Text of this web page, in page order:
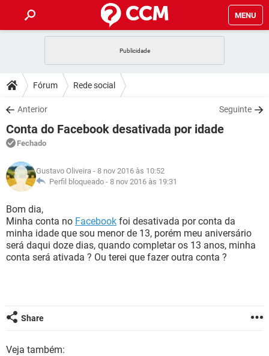
MENU
CELULAR
OUTLOOK
INSTAGRAM GMAIL
GUIA DE COMPRAS
DICAS
JOGOS
OUTLOOK
INSTAGRAM
GUIA DE COMPRAS
DOWNLOADS
JOGOS WHATSAPP
CELULAR
OUTLOOK EXCEL
INSTAGRAM
GUIA DE COMPRAS
FÓRUM
JOGOS
CELULAR FACEBOOK
INSTAGRAM GMAIL
GUIA DE COMPRAS
GLOSSÁRIO
JOGOS
CELULAR
OUTLOOK EXCEL
INSTAGRAM GMAIL
Fórum Rede social
Anterior Seguinte
Conta do Facebook desativada por idade
Fechado
Gustavo Oliveira - 8 nov 2016 às 10:52
Perfil bloqueado - 8 nov 2016 às 19:31
Bom dia,
Minha conta no Facebook foi desativada por conta da
minha idade que sou menor de 13, porém meu aniversário
será daqui doze dias, quando completar os 13 anos, minha
conta será ativada ? Ou terei que fazer outra conta ?
Share
Veja também: